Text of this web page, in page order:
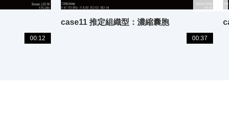
00:12
case11 推定組織型：濃縮囊胞
00:37